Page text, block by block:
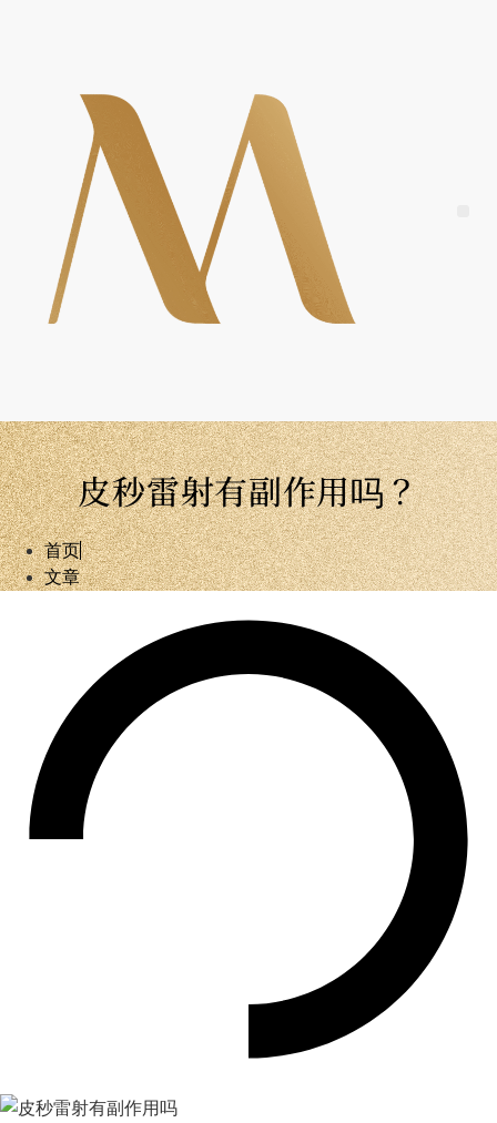
皮秒雷射有副作用吗？
首页
文章